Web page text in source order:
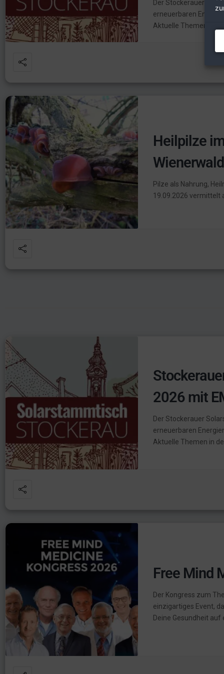
Der Stockerauer
erneuerbaren
Aktuelle Themen in
Heilpilze
Pilze als Nahrung,
19.09.2026 vermittelt
2026 mit
Der Stockerauer
erneuerbaren
Aktuelle Themen in
Free Mind
Der Kongress zum
einzigartiges Event,
Deine Gesundheit auf